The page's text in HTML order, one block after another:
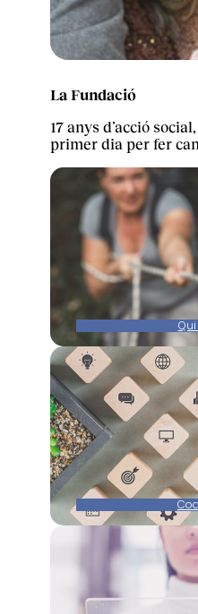
La Fundació
17 anys d’acció
primer dia per fer